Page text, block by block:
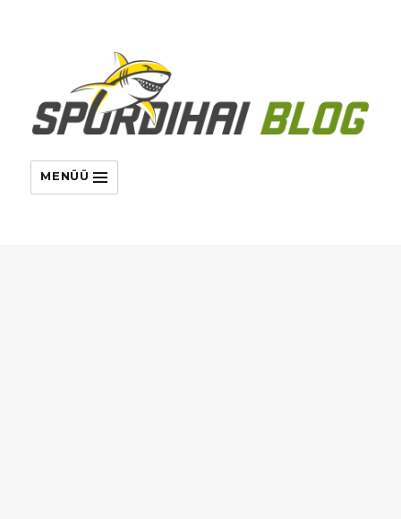
MENÜÜ